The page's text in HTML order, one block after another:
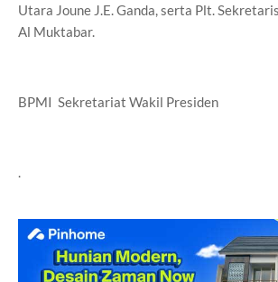
Utara Joune J.E. Ganda, serta Plt.
Al Muktabar.
BPMI Sekretariat Wakil Presiden
.